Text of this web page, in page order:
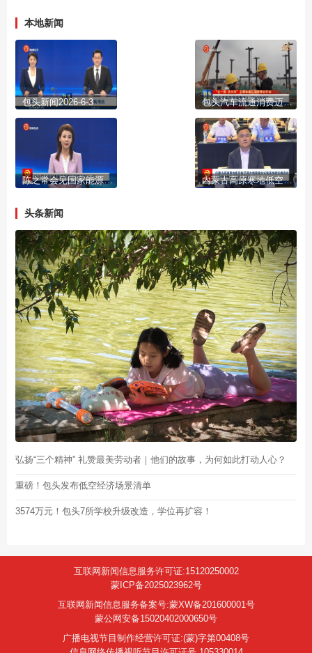
本地新闻
包头新闻2026-6-3 包头汽车流通消费迈入“融合时代”
陈之常会见国家能源集团总经理冯来法一行 内蒙古高原寒地低空经济超大场景综合试验基地建设推进会暨应用场景发布会在包头举行
头条新闻
弘扬“三个精神” 礼赞最美劳动者｜他们的故事，为何如此打动人心？
重磅！包头发布低空经济场景清单
3574万元！包头7所学校升级改造，学位再扩容！
互联网新闻信息服务许可证:15120250002
蒙ICP备2025023962号
互联网新闻信息服务备案号:蒙XW备201600001号
蒙公网安备15020402000650号
广播电视节目制作经营许可证:(蒙)字第00408号